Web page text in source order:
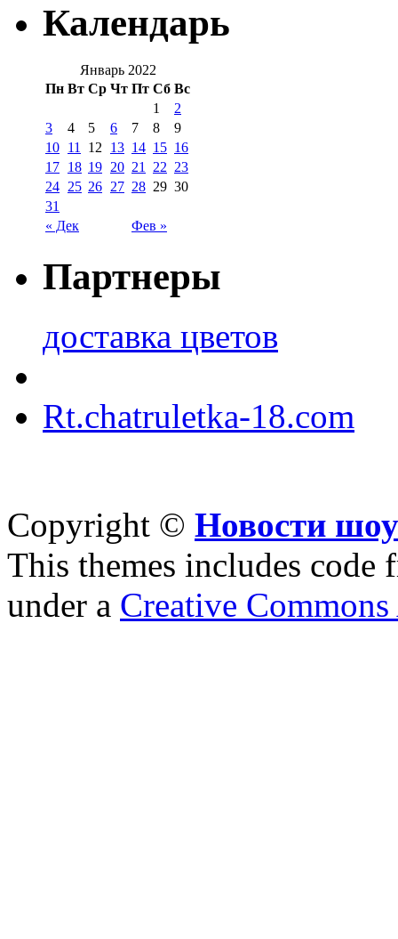
Календарь
Январь 2022
Пн Вт Ср Чт Пт Сб Вс
« Дек Фев »
1
2
3
4 5 6 7 8
9
10 11 12 13 14 15 16
17 18 19 20 21 22 23
24 25 26 27 28 29 30
31
Партнеры
доставка цветов
Rt.chatruletka-18.com
Copyright © Новости
This themes includes code
under a Creative